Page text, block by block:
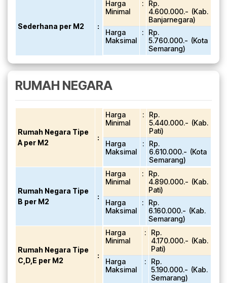
Sederhana per M2 :
Harga
Minimal
:
Rp.
4.600.000.- (Kab.
Banjarnegara)
Harga
Maksimal
:
Rp.
5.760.000.- (Kota
Semarang)
RUMAH NEGARA
Rumah Negara Tipe
A per M2
:
Harga
Minimal
:
Rp.
5.440.000.- (Kab.
Pati)
Harga
Maksimal
:
Rp.
6.610.000.- (Kota
Semarang)
Rumah Negara Tipe
B per M2
:
Harga
Minimal
:
Rp.
4.890.000.- (Kab.
Pati)
Harga
Maksimal
:
Rp.
6.160.000.- (Kab.
Semarang)
Rumah Negara Tipe
C,D,E per M2
:
Harga
Minimal
:
Rp.
4.170.000.- (Kab.
Pati)
Harga
Maksimal
:
Rp.
5.190.000.- (Kab.
Semarang)